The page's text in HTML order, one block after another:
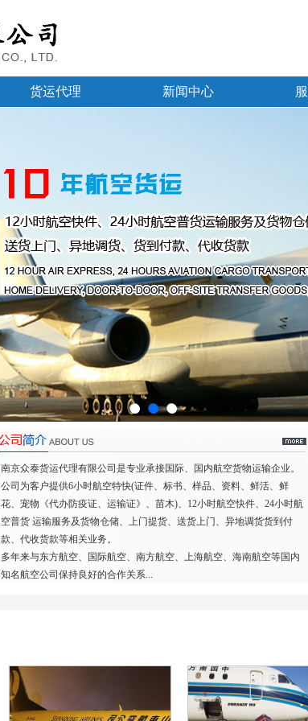
货运代理 新闻中心
南京众泰货运代理有限公司是专业承接国际、国内航空货物运输企业。
公司为客户提供6小时航空特快(证件、标书、样品、资料、鲜活、鲜
花、宠物《代办防疫证、运输证》、苗木)、12小时航空快件、24小时航
空普货 运输服务及货物仓储、上门提货、送货上门、异地调货货到付
款、代收货款等相关业务。
多年来与东方航空、国际航空、南方航空、上海航空、海南航空等国内
知名航空公司保持良好的合作关系...